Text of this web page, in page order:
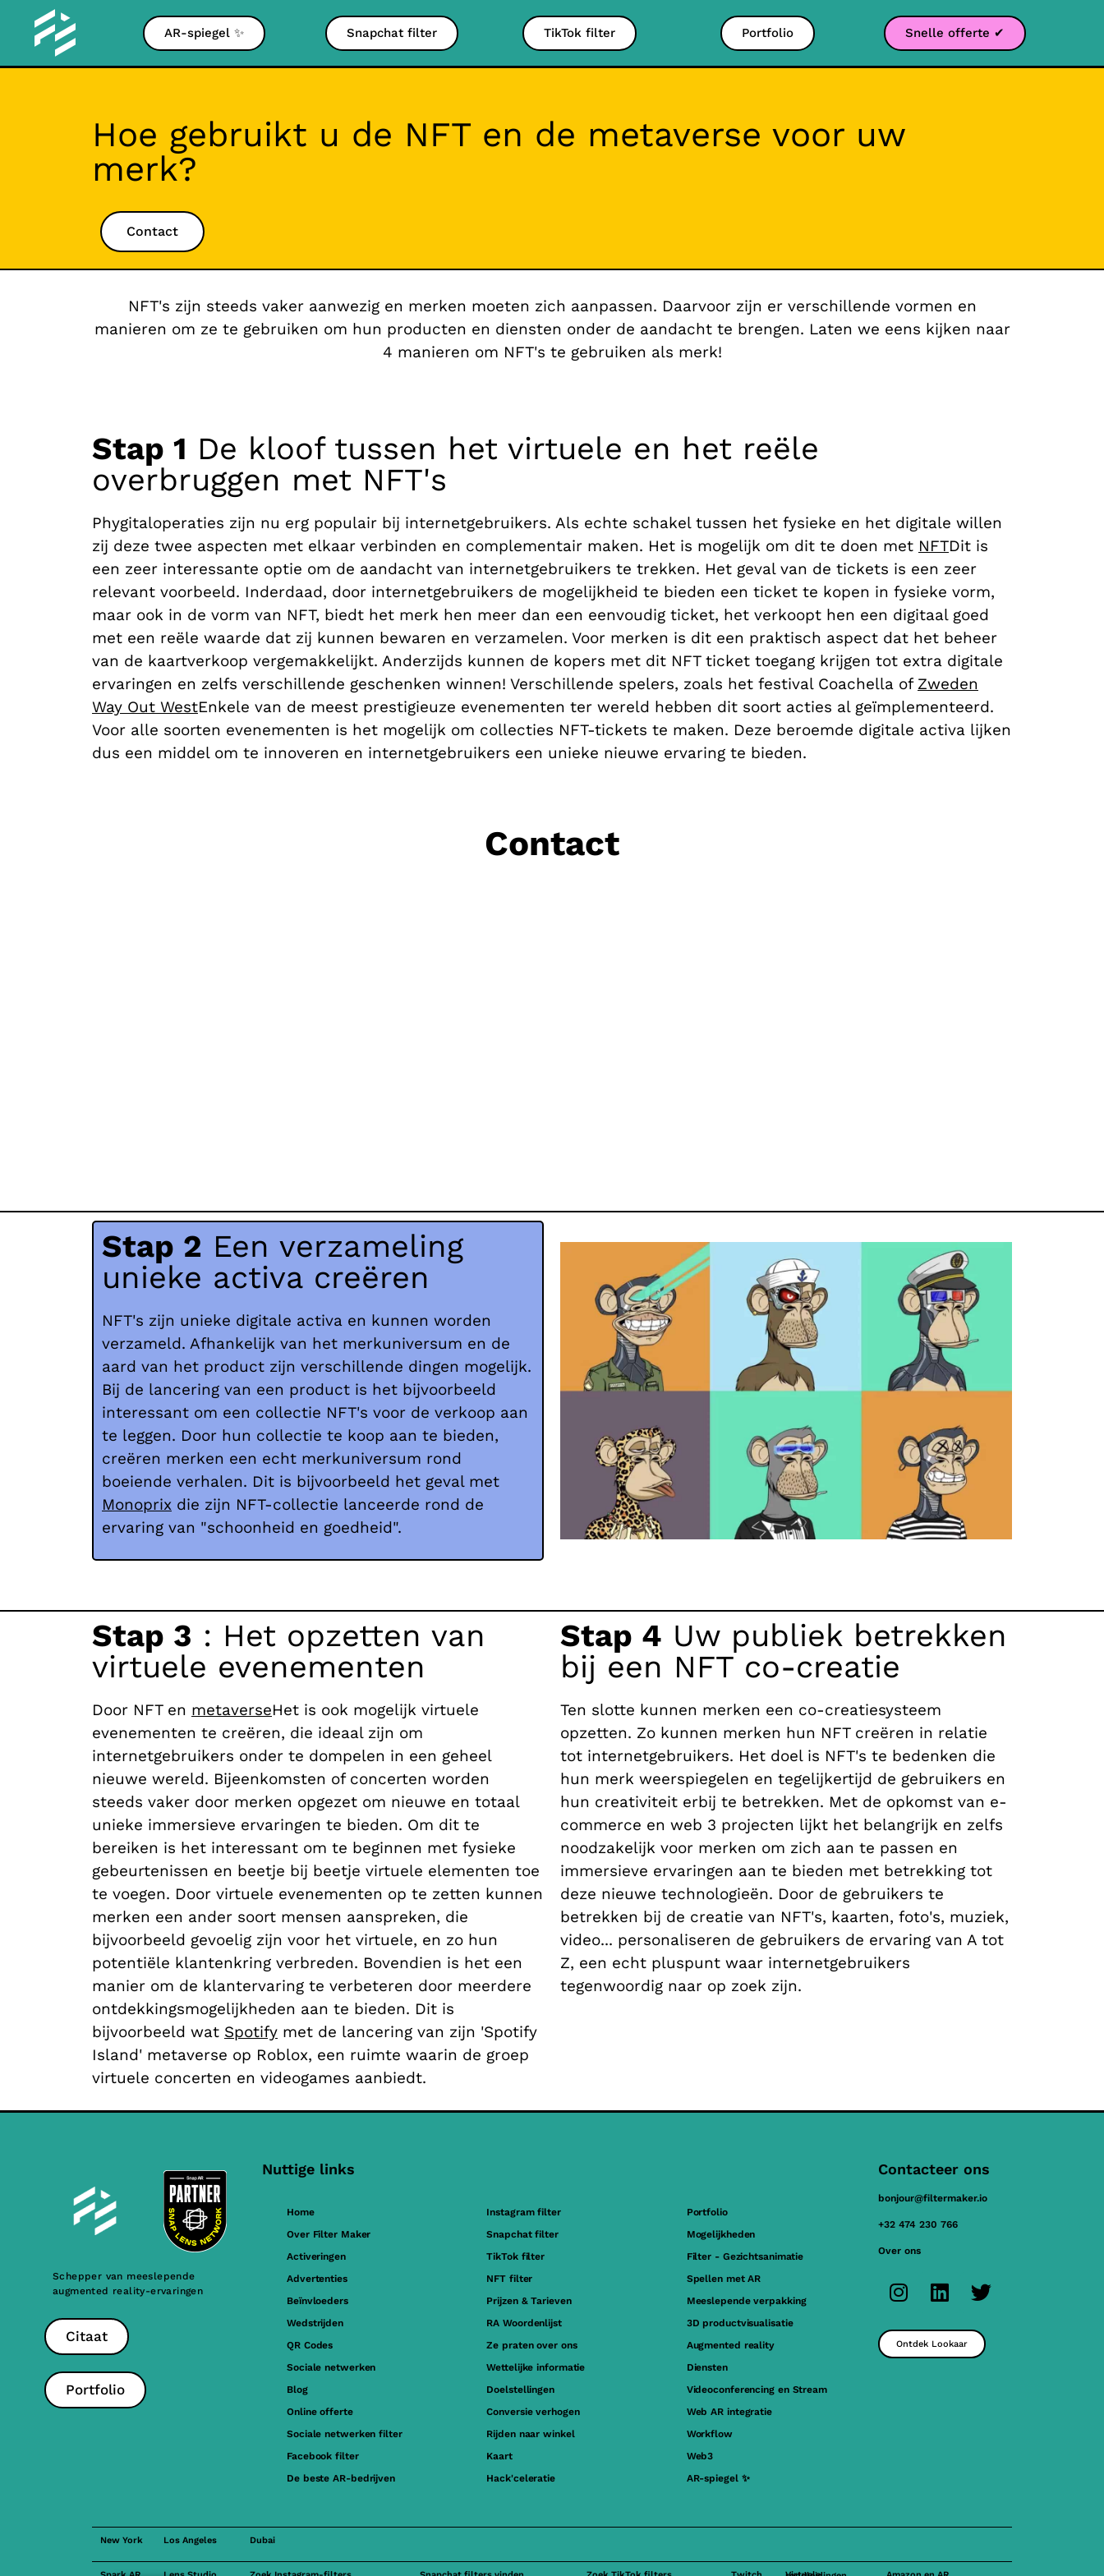
AR-spiegel ✨ Snapchat filter TikTok filter Portfolio Snelle offerte ✔
Hoe gebruikt u de NFT en de metaverse voor uw
merk?
Contact
NFT's zijn steeds vaker aanwezig en merken moeten zich aanpassen. Daarvoor zijn er verschillende vormen en
manieren om ze te gebruiken om hun producten en diensten onder de aandacht te brengen. Laten we eens kijken naar
4 manieren om NFT's te gebruiken als merk!
Stap 1 De kloof tussen het virtuele en het reële
overbruggen met NFT's
Phygitaloperaties zijn nu erg populair bij internetgebruikers. Als echte schakel tussen het fysieke en het digitale willen
zij deze twee aspecten met elkaar verbinden en complementair maken. Het is mogelijk om dit te doen met NFTDit is
een zeer interessante optie om de aandacht van internetgebruikers te trekken. Het geval van de tickets is een zeer
relevant voorbeeld. Inderdaad, door internetgebruikers de mogelijkheid te bieden een ticket te kopen in fysieke vorm,
maar ook in de vorm van NFT, biedt het merk hen meer dan een eenvoudig ticket, het verkoopt hen een digitaal goed
met een reële waarde dat zij kunnen bewaren en verzamelen. Voor merken is dit een praktisch aspect dat het beheer
van de kaartverkoop vergemakkelijkt. Anderzijds kunnen de kopers met dit NFT ticket toegang krijgen tot extra digitale
ervaringen en zelfs verschillende geschenken winnen! Verschillende spelers, zoals het festivalCoachella of Zweden
Way Out WestEnkele van de meest prestigieuze evenementen ter wereld hebben dit soort acties al geïmplementeerd.
Voor alle soorten evenementen is het mogelijk om collecties NFT-tickets te maken. Deze beroemde digitale activa lijken
dus een middel om te innoveren en internetgebruikers een unieke nieuwe ervaring te bieden.
Contact
Stap 2 Een verzameling
unieke activa creëren
NFT's zijn unieke digitale activa en kunnen worden
verzameld. Afhankelijk van het merkuniversum en de
aard van het product zijn verschillende dingen mogelijk.
Bij de lancering van een product is het bijvoorbeeld
interessant om een collectie NFT's voor de verkoop aan
te leggen. Door hun collectie te koop aan te bieden,
creëren merken een echt merkuniversum rond
boeiende verhalen. Dit is bijvoorbeeld het geval met
Monoprix die zijn NFT-collectie lanceerde rond de
ervaring van "schoonheid en goedheid".
Stap 3 : Het opzetten van
virtuele evenementen
Door NFT en metaverseHet is ook mogelijk virtuele
evenementen te creëren, die ideaal zijn om
internetgebruikers onder te dompelen in een geheel
nieuwe wereld. Bijeenkomsten of concerten worden
steeds vaker door merken opgezet om nieuwe en totaal
unieke immersieve ervaringen te bieden. Om dit te
bereiken is het interessant om te beginnen met fysieke
gebeurtenissen en beetje bij beetje virtuele elementen toe
te voegen. Door virtuele evenementen op te zetten kunnen
merken een ander soort mensen aanspreken, die
bijvoorbeeld gevoelig zijn voor het virtuele, en zo hun
potentiële klantenkring verbreden. Bovendien is het een
manier om de klantervaring te verbeteren door meerdere
ontdekkingsmogelijkheden aan te bieden. Dit is
bijvoorbeeld wat Spotify met de lancering van zijn 'Spotify
Island' metaverse op Roblox, een ruimte waarin de groep
virtuele concerten en videogames aanbiedt.
Stap 4 Uw publiek betrekken
bij een NFT co-creatie
Ten slotte kunnen merken een co-creatiesysteem
opzetten. Zo kunnen merken hun NFT creëren in relatie
tot internetgebruikers. Het doel is NFT's te bedenken die
hun merk weerspiegelen en tegelijkertijd de gebruikers en
hun creativiteit erbij te betrekken. Met de opkomst van e-
commerce en web 3 projecten lijkt het belangrijk en zelfs
noodzakelijk voor merken om zich aan te passen en
immersieve ervaringen aan te bieden met betrekking tot
deze nieuwe technologieën. Door de gebruikers te
betrekken bij de creatie van NFT's, kaarten, foto's, muziek,
video... personaliseren de gebruikers de ervaring van A tot
Z, een echt pluspunt waar internetgebruikers
tegenwoordig naar op zoek zijn.
Schepper van meeslepende
augmented reality-ervaringen
Citaat
Portfolio
Nuttige links
Home
Over Filter Maker
Activeringen
Advertenties
Beïnvloeders
Wedstrijden
QR Codes
Sociale netwerken
Blog
Online offerte
Sociale netwerken filter
Facebook filter
De beste AR-bedrijven
Instagram filter
Snapchat filter
TikTok filter
NFT filter
Prijzen & Tarieven
RA Woordenlijst
Ze praten over ons
Wettelijke informatie
Doelstellingen
Conversie verhogen
Rijden naar winkel
Kaart
Hack'celeratie
Portfolio
Mogelijkheden
Filter - Gezichtsanimatie
Spellen met AR
Meeslepende verpakking
3D productvisualisatie
Augmented reality
Diensten
Videoconferencing en Stream
Web AR integratie
Workflow
Web3
AR-spiegel ✨
Contacteer ons
bonjour@filtermaker.io
+32 474 230 766
Over ons
Ontdek Lookaar
New York Los Angeles Dubai